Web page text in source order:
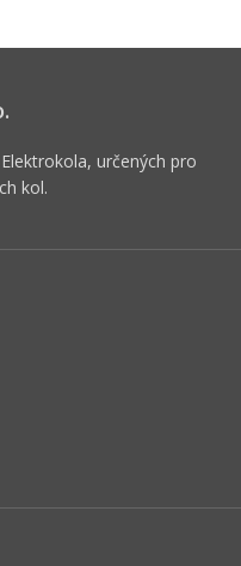
určených pro
kol.